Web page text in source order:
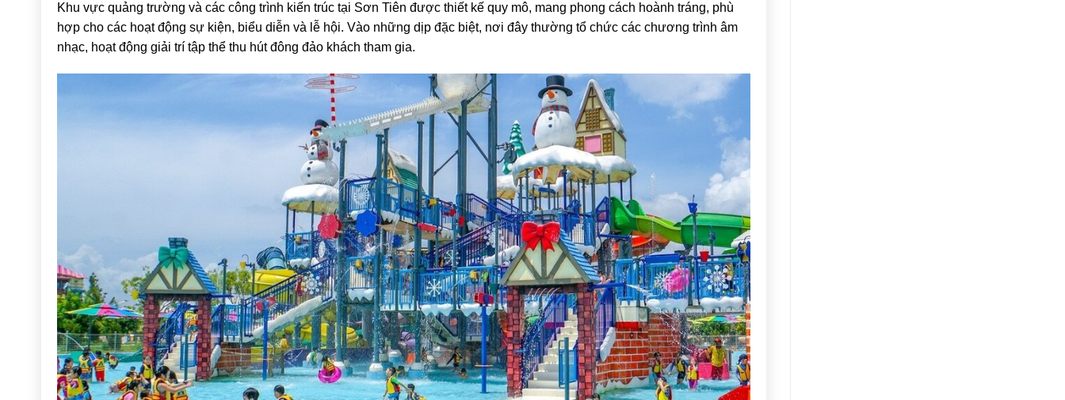
Khu vực quảng trường và các công trình kiến trúc tại Sơn Tiên được thiết kế quy mô, mang phong cách hoành tráng, phù
hợp cho các hoạt động sự kiện, biểu diễn và lễ hội. Vào những dịp đặc biệt, nơi đây thường tổ chức các chương trình âm
nhạc, hoạt động giải trí tập thể thu hút đông đảo khách tham gia.